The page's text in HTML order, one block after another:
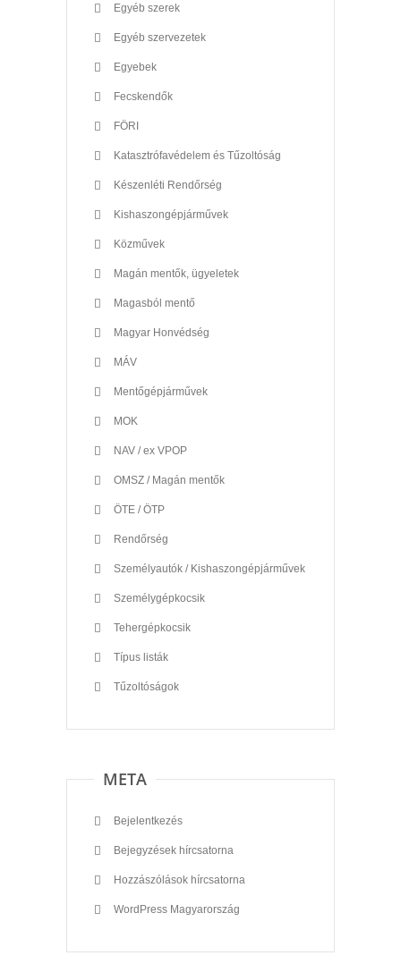
Egyéb szerek
Egyéb szervezetek
Egyebek
Fecskendők
FÖRI
Katasztrófavédelem és Tűzoltóság
Készenléti Rendőrség
Kishaszongépjárművek
Közművek
Magán mentők, ügyeletek
Magasból mentő
Magyar Honvédség
MÁV
Mentőgépjárművek
MOK
NAV / ex VPOP
OMSZ / Magán mentők
ÖTE / ÖTP
Rendőrség
Személyautók / Kishaszongépjárművek
Személygépkocsik
Tehergépkocsik
Típus listák
Tűzoltóságok
META
Bejelentkezés
Bejegyzések hírcsatorna
Hozzászólások hírcsatorna
WordPress Magyarország